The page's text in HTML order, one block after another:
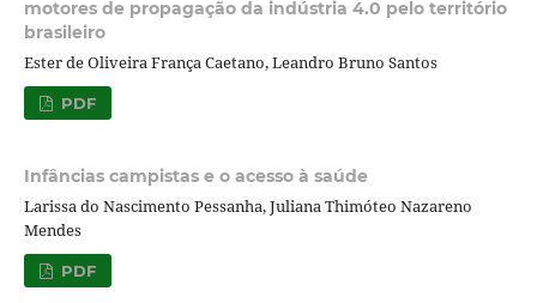
motores de propagação da indústria 4.0 pelo território
brasileiro
Ester de Oliveira França Caetano, Leandro Bruno Santos
PDF
Infâncias campistas e o acesso à saúde
Larissa do Nascimento Pessanha, Juliana Thimóteo Nazareno
Mendes
PDF